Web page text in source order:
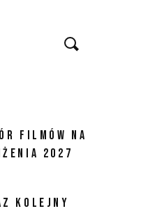
FILMÓW NA
2027
KOLEJNY